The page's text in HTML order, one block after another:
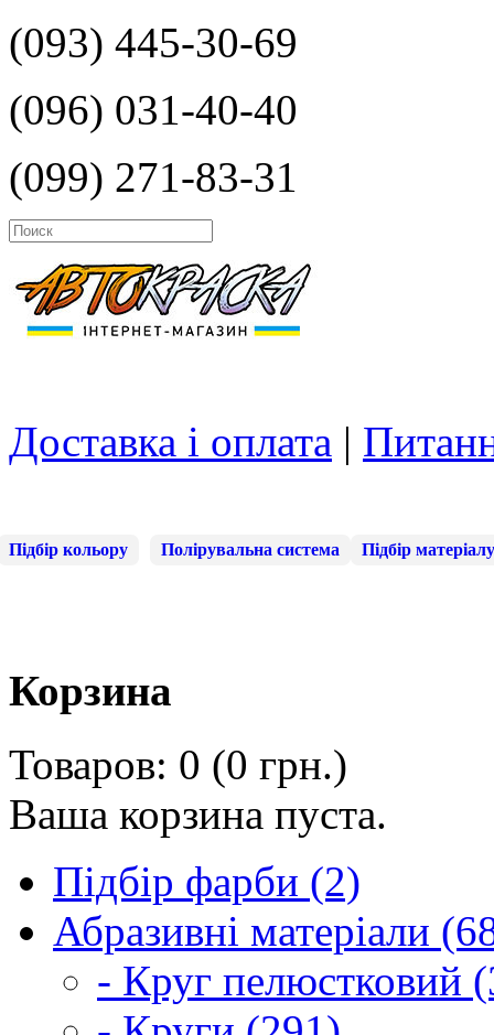
(093) 445-30-69
(096) 031-40-40
(099) 271-83-31
Доставка і оплата |
Підбір кольору Полірувальна система Підбір матеріалу
Корзина
Товаров: 0 (0 грн.)
Ваша корзина пуста.
Підбір фарби (2)
Абразивні матеріали
- Круг пелюстковий